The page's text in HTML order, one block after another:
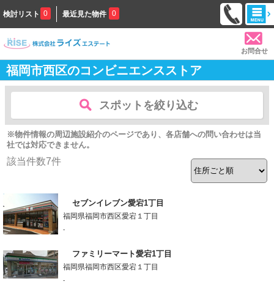
検討リスト 0 最近見た物件 0
お問合せ
福岡市西区のコンビニエンスストア
スポットを絞り込む
※物件情報の周辺施設紹介のページであり、各店舗への問い合わせは当
社では対応できません。
該当件数7件
セブンイレブン愛宕1丁目
福岡県福岡市西区愛宕１丁目
-
ファミリーマート愛宕1丁目
福岡県福岡市西区愛宕１丁目
-